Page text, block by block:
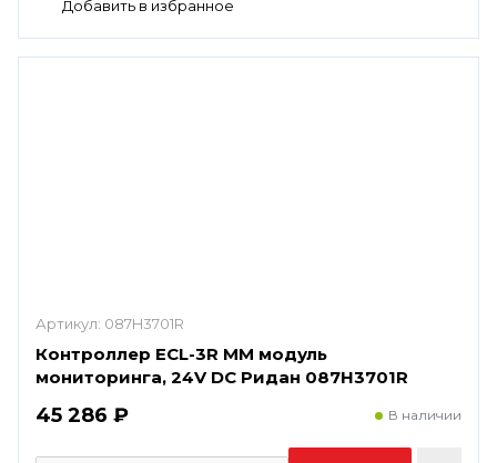
Артикул: 087H3701R
Контроллер ECL-3R ММ модуль
мониторинга, 24V DC Ридан 087H3701R
45 286 ₽ В наличии